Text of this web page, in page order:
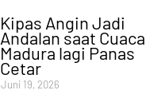
Kipas Angin Jadi
Andalan saat Cuaca
Madura lagi Panas
Cetar
Juni 19, 2026